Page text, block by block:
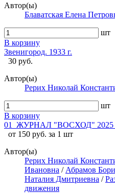
Автор(ы)
Блаватская Елена
шт
В корзину
Звенигород. 1933 г.
30 руб.
Автор(ы)
Рерих Николай
шт
В корзину
01_ЖУРНАЛ "ВОСХОД" 2025 /
от 150 руб. за 1 шт
Автор(ы)
Рерих Николай
Ивановна / Абрамов
Наталия Дмитриевна /
движения